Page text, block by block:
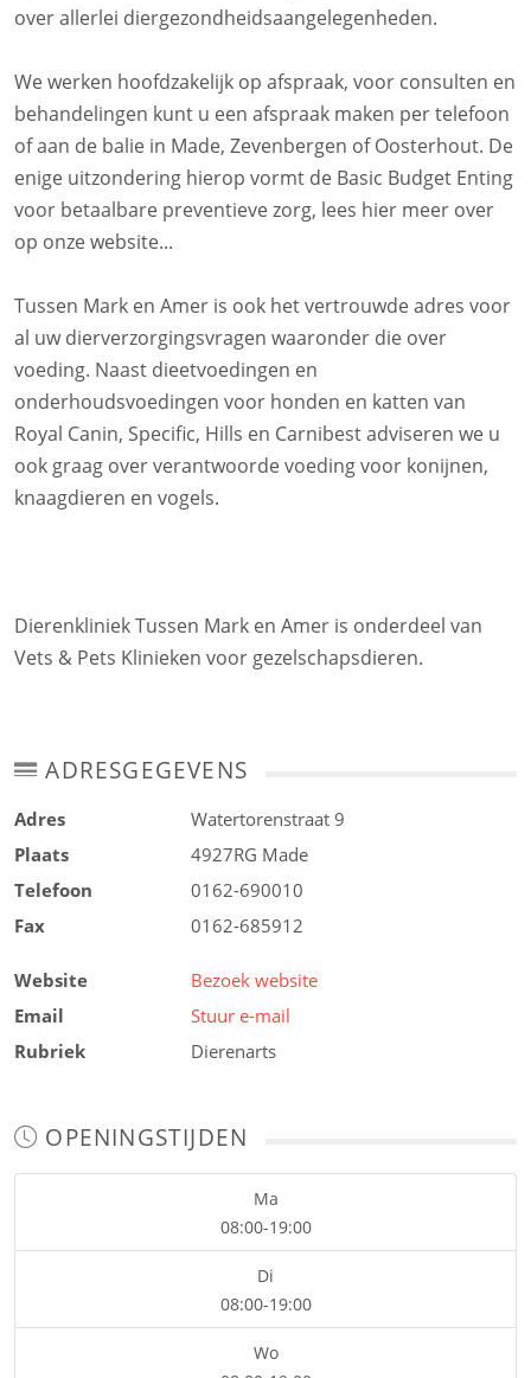
over allerlei diergezondheidsaangelegenheden.
We werken hoofdzakelijk op afspraak, voor consulten en
behandelingen kunt u een afspraak maken per telefoon
of aan de balie in Made, Zevenbergen of Oosterhout. De
enige uitzondering hierop vormt de Basic Budget Enting
voor betaalbare preventieve zorg, lees hier meer over
op onze website...
Tussen Mark en Amer is ook het vertrouwde adres voor
al uw dierverzorgingsvragen waaronder die over
voeding. Naast dieetvoedingen en
onderhoudsvoedingen voor honden en katten van
Royal Canin, Specific, Hills en Carnibest adviseren we u
ook graag over verantwoorde voeding voor konijnen,
knaagdieren en vogels.
Dierenkliniek Tussen Mark en Amer is onderdeel van
Vets & Pets Klinieken voor gezelschapsdieren.
ADRESGEGEVENS
Adres
Watertorenstraat 9
Plaats
4927RG Made
Telefoon
0162-690010
Fax
0162-685912
Website
Bezoek website
Email
Stuur e-mail
Rubriek
Dierenarts
OPENINGSTIJDEN
Ma
08:00-19:00
Di
08:00-19:00
Wo